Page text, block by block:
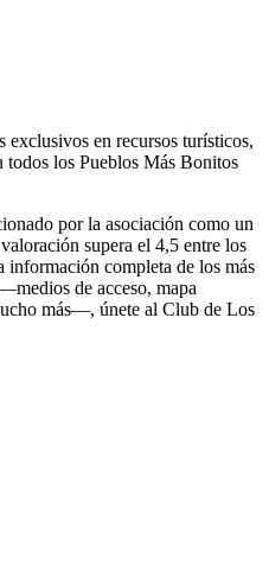
exclusivos en recursos turísticos,
todos los Pueblos Más Bonitos
por la asociación como un
supera el 4,5 entre los
información completa de los más
de acceso, mapa
más—, únete al Club de Los